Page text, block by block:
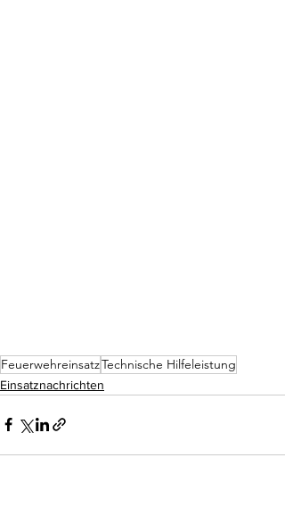
FeuerwehreinsatzTechnische Hilfeleistung
Einsatznachrichten